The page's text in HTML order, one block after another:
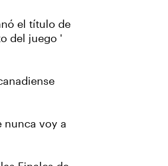
el título de
del juego '
nunca voy a